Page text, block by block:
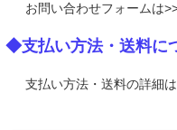
お問い合わせフォームは
◆支払い方法・送料に
支払い方法・送料の詳細